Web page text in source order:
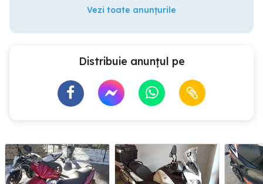
Vezi toate anunțurile
Distribuie anunțul pe